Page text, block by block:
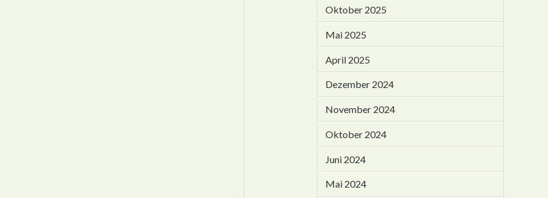
Oktober 2025
Mai 2025
April 2025
Dezember 2024
November 2024
Oktober 2024
Juni 2024
Mai 2024